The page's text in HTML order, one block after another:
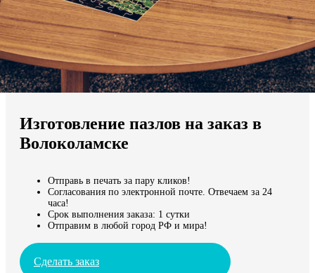
Мы доставляем по всему миру
Продолжить без города
Изготовление пазлов на заказ в
Волоколамске
Отправь в печать за пару кликов!
Согласования по электронной почте. Отвечаем за 24
часа!
Срок выполнения заказа: 1 сутки
Отправим в любой город РФ и мира!
Сделать заказ